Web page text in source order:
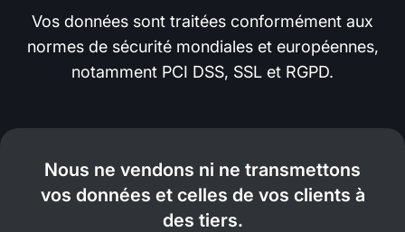
Vos données sont traitées conformément aux
normes de sécurité mondiales et européennes,
notamment PCI DSS, SSL et RGPD.
Nous ne vendons ni ne transmettons
vos données et celles de vos clients à
des tiers.